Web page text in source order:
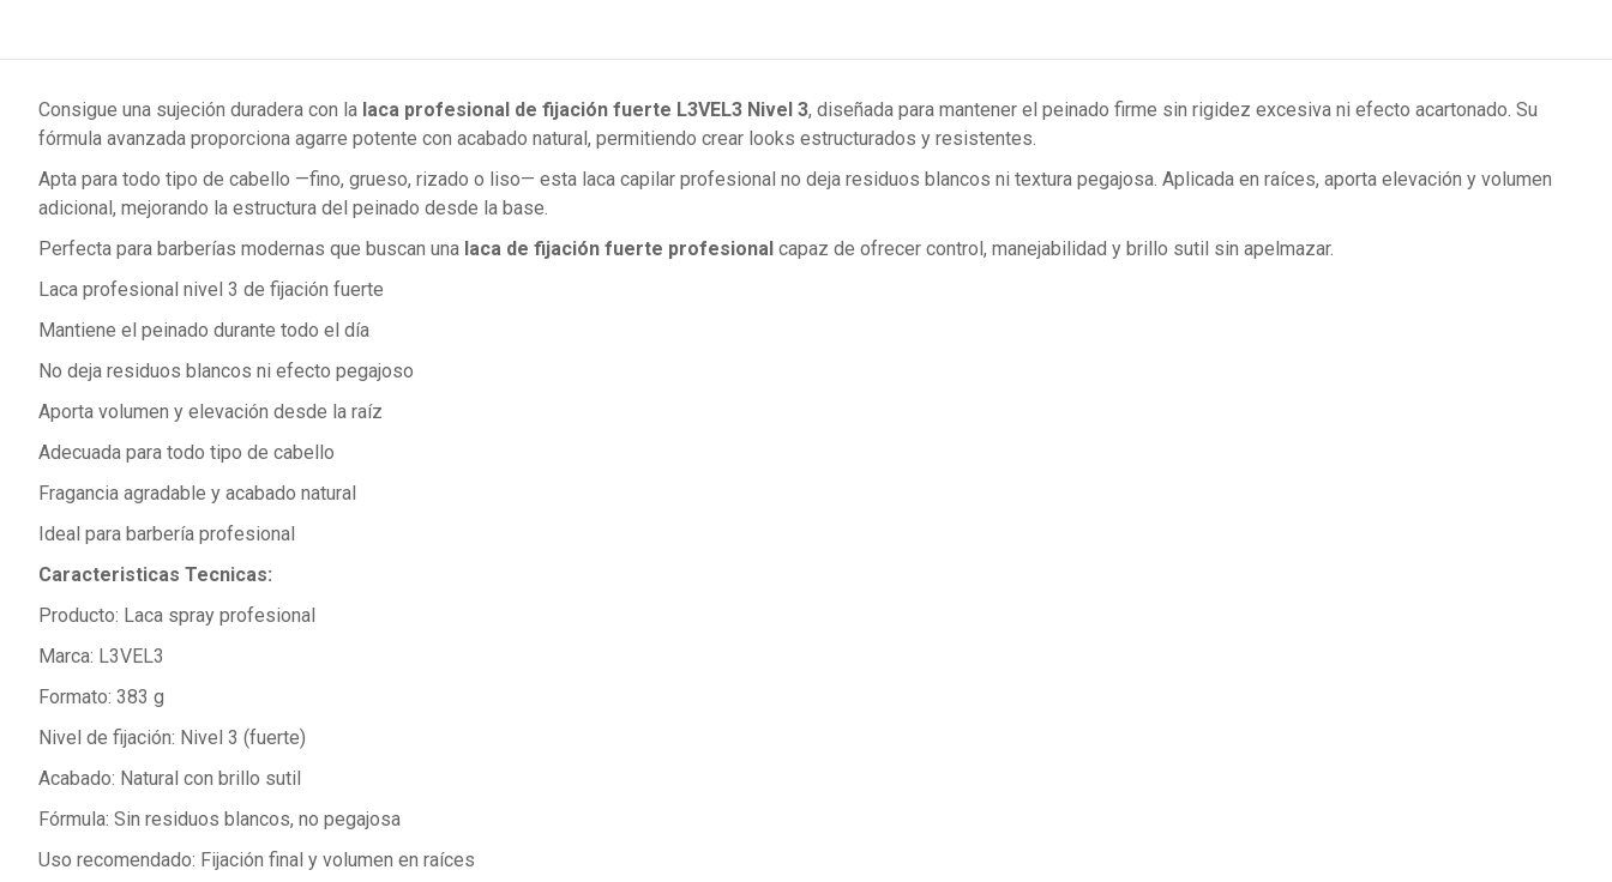
Consigue una sujeción duradera con la laca profesional de fijación fuerte L3VEL3 Nivel 3, diseñada para mantener el peinado firme sin rigidez excesiva ni efecto acartonado. Su
fórmula avanzada proporciona agarre potente con acabado natural, permitiendo crear looks estructurados y resistentes.
Apta para todo tipo de cabello —fino, grueso, rizado o liso— esta laca capilar profesional no deja residuos blancos ni textura pegajosa. Aplicada en raíces, aporta elevación y volumen
adicional, mejorando la estructura del peinado desde la base.
Perfecta para barberías modernas que buscan una laca de fijación fuerte profesional capaz de ofrecer control, manejabilidad y brillo sutil sin apelmazar.
Laca profesional nivel 3 de fijación fuerte
Mantiene el peinado durante todo el día
No deja residuos blancos ni efecto pegajoso
Aporta volumen y elevación desde la raíz
Adecuada para todo tipo de cabello
Fragancia agradable y acabado natural
Ideal para barbería profesional
Caracteristicas Tecnicas:
Producto: Laca spray profesional
Marca: L3VEL3
Formato: 383 g
Nivel de fijación: Nivel 3 (fuerte)
Acabado: Natural con brillo sutil
Fórmula: Sin residuos blancos, no pegajosa
Uso recomendado: Fijación final y volumen en raíces